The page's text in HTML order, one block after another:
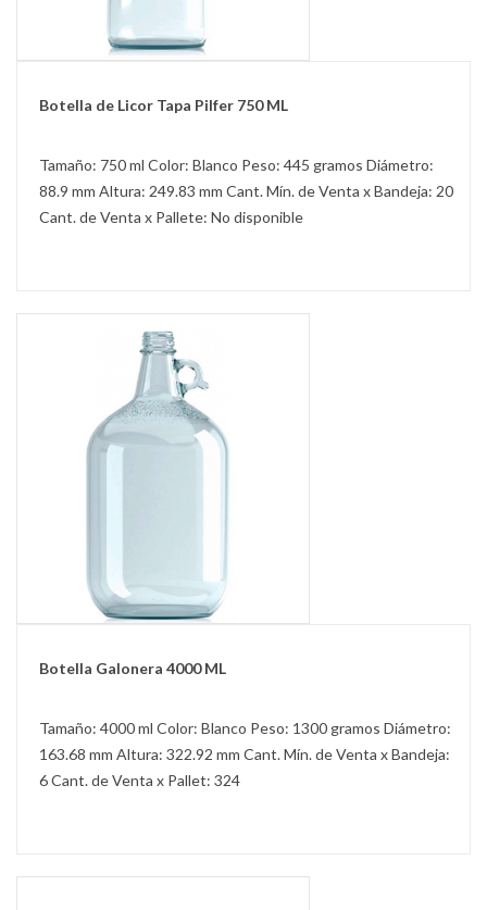
Botella de Licor Tapa Pilfer 750 ML
Tamaño: 750 ml Color: Blanco Peso: 445 gramos Diámetro:
88.9 mm Altura: 249.83 mm Cant. Mín. de Venta x Bandeja: 20
Cant. de Venta x Pallete: No disponible
Botella Galonera 4000 ML
Tamaño: 4000 ml Color: Blanco Peso: 1300 gramos Diámetro:
163.68 mm Altura: 322.92 mm Cant. Mín. de Venta x Bandeja:
6 Cant. de Venta x Pallet: 324